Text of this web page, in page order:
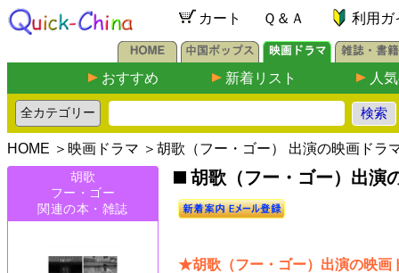
カート Ｑ＆Ａ 利用ガ
おすすめ 新着リスト 人
HOME ＞ 映画ドラマ ＞胡歌（フー・ゴー） 出演の映画ドラ
胡歌
フー・ゴー
関連の本・雑誌
胡歌（フー・ゴー）出演
★胡歌（フー・ゴー）出演の映画